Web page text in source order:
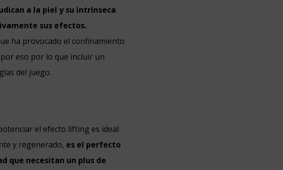
a la piel y su intrínseca
sus efectos.
ha provocado el confinamiento
eso por lo que incluir un
del juego.
el efecto lifting es ideal
y regenerado, es el perfecto
que necesitan un plus de